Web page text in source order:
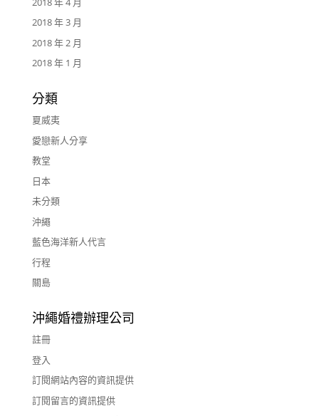
2018 年 3 月
2018 年 2 月
2018 年 1 月
分類
夏威夷
愛戀新人分享
教堂
日本
未分類
沖繩
藍色海洋新人代言
行程
關島
沖繩婚禮辦理公司
註冊
登入
訂閱網站內容的資訊提供
訂閱留言的資訊提供